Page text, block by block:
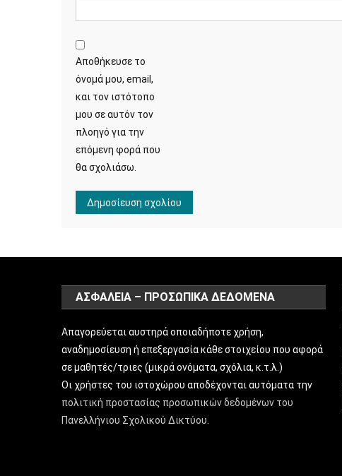
Αποθήκευσε το
όνομά μου, email,
και τον ιστότοπο
μου σε αυτόν τον
πλοηγό για την
επόμενη φορά που
θα σχολιάσω.
ΑΣΦΑΛΕΙΑ – ΠΡΟΣΩΠΙΚΑ ΔΕΔΟΜΕΝΑ
Απαγορεύεται αυστηρά οποιαδήποτε χρήση,
αναδημοσίευση ή επεξεργασία κάθε στοιχείου που αφορά
σε μαθητές/τριες (μικρά ονόματα, σχόλια, κ.τ.λ.)
Οι χρήστες του ιστοχώρου αποδέχονται αυτόματα την
πολιτική προστασίας προσωπικών δεδομένων του
Πανελλήνιου Σχολικού Δικτύου